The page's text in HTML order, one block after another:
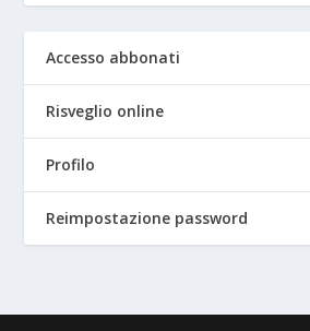
Accesso abbonati
Risveglio online
Profilo
Reimpostazione password